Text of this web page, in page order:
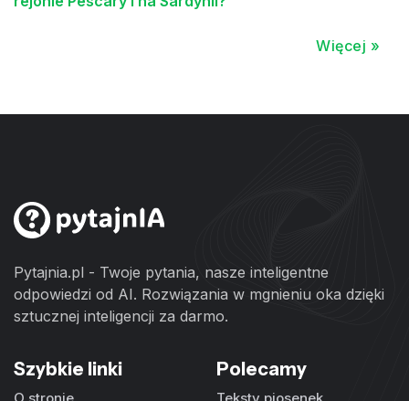
Więcej »
Pytajnia.pl - Twoje pytania, nasze inteligentne
odpowiedzi od AI. Rozwiązania w mgnieniu oka dzięki
sztucznej inteligencji za darmo.
Szybkie linki
O stronie
Polecamy
Teksty piosenek